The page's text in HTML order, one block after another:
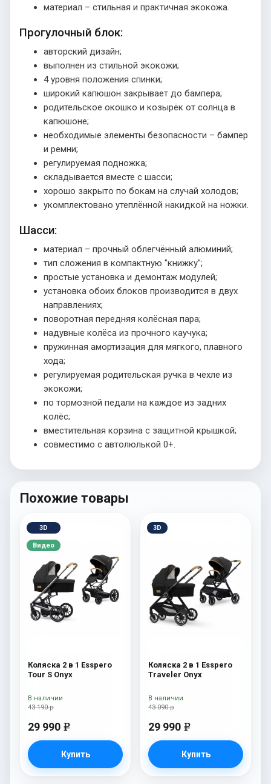
материал – стильная и практичная экокожа.
Прогулочный блок:
авторский дизайн;
выполнен из стильной экокожи;
4 уровня положения спинки;
широкий капюшон закрывает до бампера;
родительское окошко и козырёк от солнца в
капюшоне;
необходимые элементы безопасности – бампер
и ремни;
регулируемая подножка;
складывается вместе с шасси;
хорошо закрыто по бокам на случай холодов;
укомплектовано утеплённой накидкой на ножки.
Шасси:
материал – прочный облегчённый алюминий;
тип сложения в компактную "книжку";
простые установка и демонтаж модулей;
установка обоих блоков производится в двух
направлениях;
поворотная передняя колёсная пара;
надувные колёса из прочного каучука;
пружинная амортизация для мягкого, плавного
хода;
регулируемая родительская ручка в чехле из
экокожи;
по тормозной педали на каждое из задних
колёс;
вместительная корзина с защитной крышкой;
совместимо с автолюлькой 0+.
Похожие товары
3D
Видео
Коляска 2 в 1 Esspero
Tour S Onyx
43 190 р
29 990 e
Купить
В наличии
3D
Коляска 2 в 1 Esspero
Traveler Onyx
43 090 р
29 990 e
Купить
В наличии